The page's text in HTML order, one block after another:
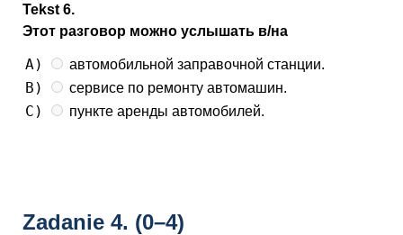
Tekst 6.
Этот разговор можно услышать в/на
A) автомобильной заправочной станции.
B) сервисе по ремонту автомашин.
C) пункте аренды автомобилей.
Zadanie 4. (0–4)